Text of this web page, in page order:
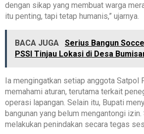
dengan sikap yang membuat warga
itu penting, tapi tetap humanis,” ujarnya.
BACA JUGA
Serius Bangun
PSSI Tinjau Lokasi di Desa
‎Ia mengingatkan setiap anggota Satpol
memahami aturan, terutama terkait
operasi lapangan. Selain itu, Bupati
bangunan yang belum mengantongi
melakukan penindakan secara tegas